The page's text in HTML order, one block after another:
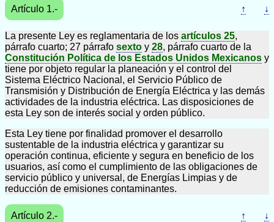
Artículo 1.- ↑ ↓
La presente Ley es reglamentaria de los artículos 25,
párrafo cuarto; 27 párrafo sexto y 28, párrafo cuarto de la
Constitución Política de los Estados Unidos Mexicanos y
tiene por objeto regular la planeación y el control del
Sistema Eléctrico Nacional, el Servicio Público de
Transmisión y Distribución de Energía Eléctrica y las demás
actividades de la industria eléctrica. Las disposiciones de
esta Ley son de interés social y orden público.
Esta Ley tiene por finalidad promover el desarrollo
sustentable de la industria eléctrica y garantizar su
operación continua, eficiente y segura en beneficio de los
usuarios, así como el cumplimiento de las obligaciones de
servicio público y universal, de Energías Limpias y de
reducción de emisiones contaminantes.
Artículo 2.- ↑ ↓